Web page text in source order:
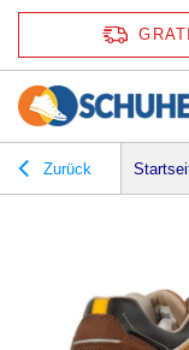
Zurück